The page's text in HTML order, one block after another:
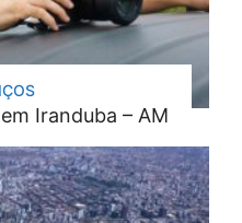
Iranduba – AM